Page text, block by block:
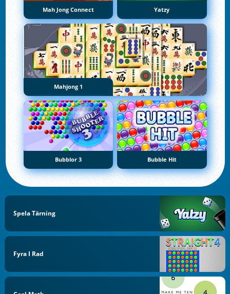
Mah Jong Connect Yatzy
Mahjong 1
Bubblor 3 Bubble Hit
Spela Tärning
Fyra I Rad